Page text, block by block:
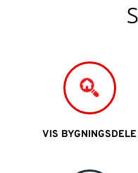
VIS BYGNINGSDELE